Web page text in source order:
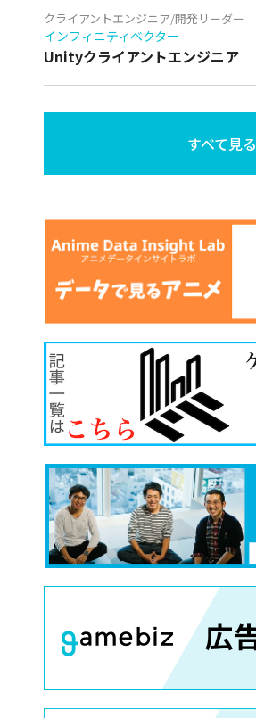
クライアントエンジニア/開発リーダー
インフィニティベクター
Unityクライアントエンジニア
すべて見る